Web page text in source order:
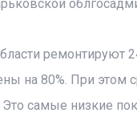
ремонтируют
на 80%. При этом
самые низкие